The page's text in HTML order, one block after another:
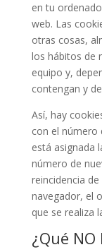
en tu
web. Las
otras cosas,
los hábitos de
equipo y,
contengan y
Así, hay
con el número
está asignada
número de
reincidencia
navegador, el
que se realiza
¿Qué NO